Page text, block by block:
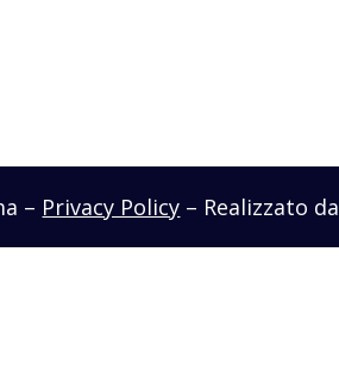
– Privacy Policy – Realizzato da